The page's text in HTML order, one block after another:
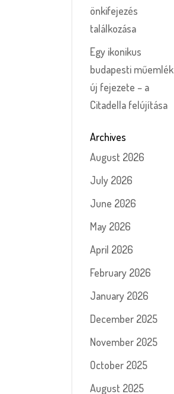
önkifejezés
találkozása
Egy ikonikus
budapesti műemlék
új fejezete – a
Citadella felújítása
Archives
August 2026
July 2026
June 2026
May 2026
April 2026
February 2026
January 2026
December 2025
November 2025
October 2025
August 2025